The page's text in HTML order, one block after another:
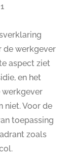
de werkgever
aspect ziet
en het
werkgever
niet. Voor de
toepassing
zoals